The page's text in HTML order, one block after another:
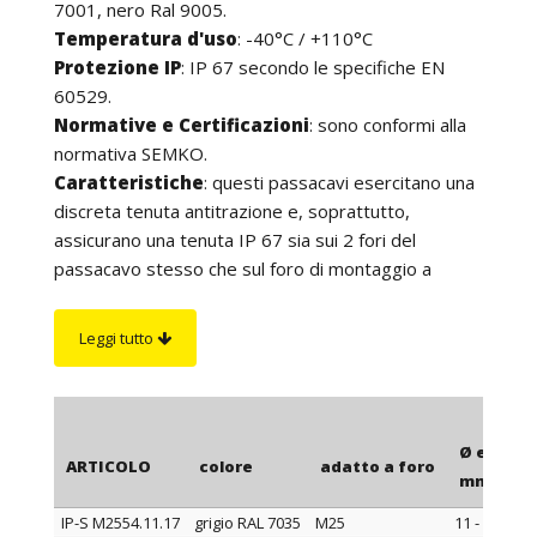
7001, nero Ral 9005.
Temperatura d'uso: -40°C / +110°C
Protezione IP: IP 67 secondo le specifiche EN
60529.
Normative e Certificazioni: sono conformi alla
normativa SEMKO.
Caratteristiche: questi passacavi esercitano una
discreta tenuta antitrazione e, soprattutto,
assicurano una tenuta IP 67 sia sui 2 fori del
passacavo stesso che sul foro di montaggio a
corretta installazione, i passacavi vanno montati nel
esternamente si veda, a scelta, il cono o la base
lato con il foro aperto e va spinto fino a rompere la
Leggi tutto
ARTICOLO colore adatto a foro
Ø est.
mm
IP-S M2554.11.17 grigio RAL 7035 M25
11 - 17